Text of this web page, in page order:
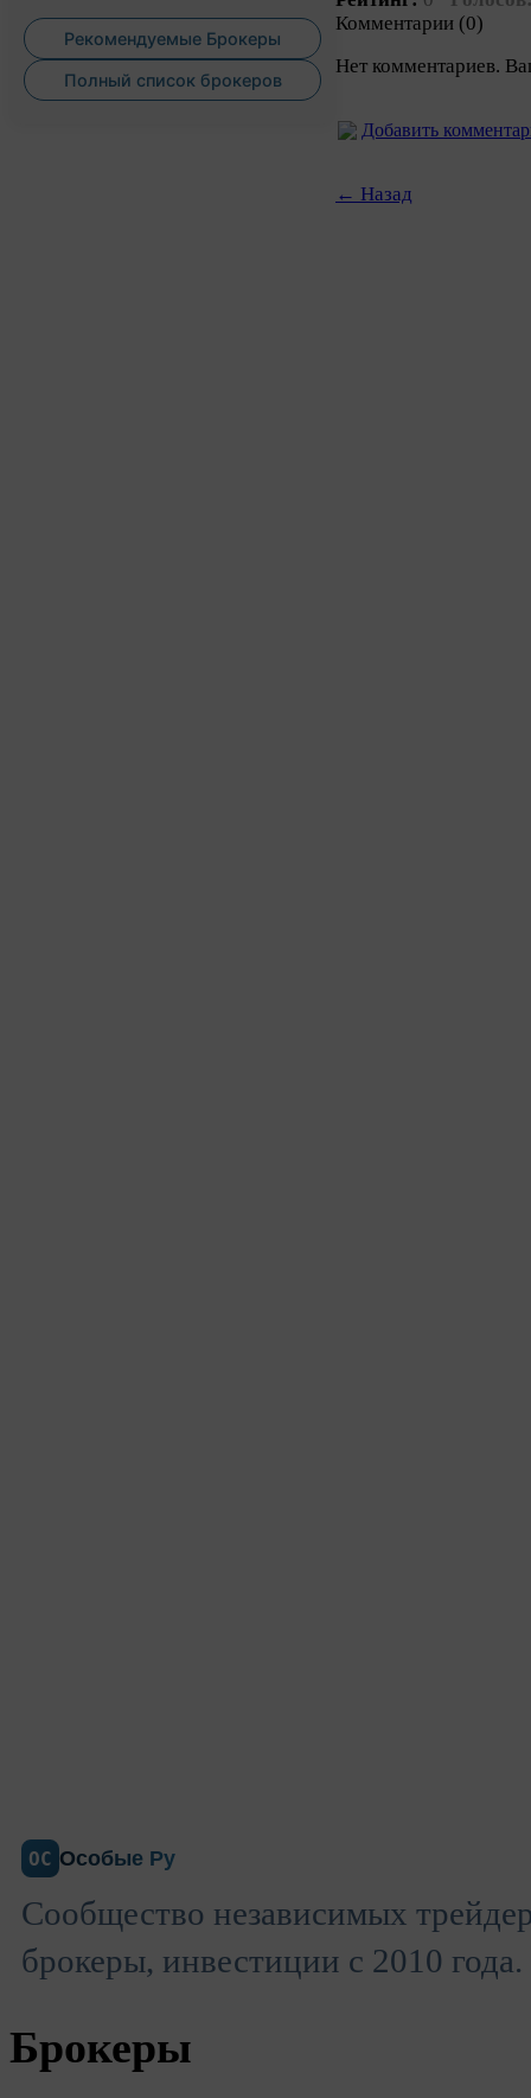
Рекомендуемые Брокеры
Полный список брокеров
Комментарии (0)
Нет комментариев.
Добавить
← Назад
ОС Особые Ру
Сообщество независимых
брокеры, инвестиции с 2010 года.
Брокеры